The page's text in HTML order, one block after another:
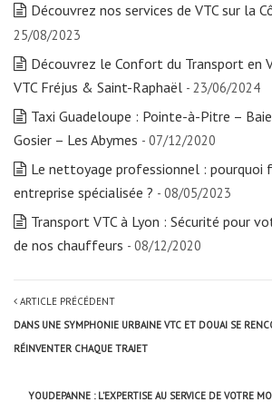
Découvrez nos services de VTC sur la
25/08/2023
Découvrez le Confort du Transport en
VTC Fréjus & Saint-Raphaël - 23/06/2024
Taxi Guadeloupe : Pointe-à-Pitre –
Gosier – Les Abymes - 07/12/2020
Le nettoyage professionnel : pourquoi
entreprise spécialisée ? - 08/05/2023
Transport VTC à Lyon : Sécurité pour
de nos chauffeurs - 08/12/2020
ARTICLE PRÉCÉDENT
DANS UNE SYMPHONIE URBAINE VTC ET DOUAI SE
RÉINVENTER CHAQUE TRAJET
YOUDEPANNE : L’EXPERTISE AU SERVICE DE VOTRE